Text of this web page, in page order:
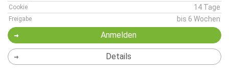
Cookie 14 Tage
Freigabe bis 6 Wochen
Anmelden
Details